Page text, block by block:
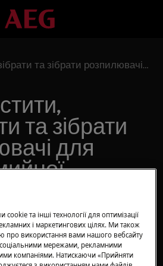
та зібрати розпилювачі
та зібрати
для
з технічного
прилад і від'єднайте
та інші технології для оптимізації
і маркетингових цілях. Ми також
про використання вами нашого вебсайту
мережами, рекламними
компаніями. Натискаючи «Прийняти